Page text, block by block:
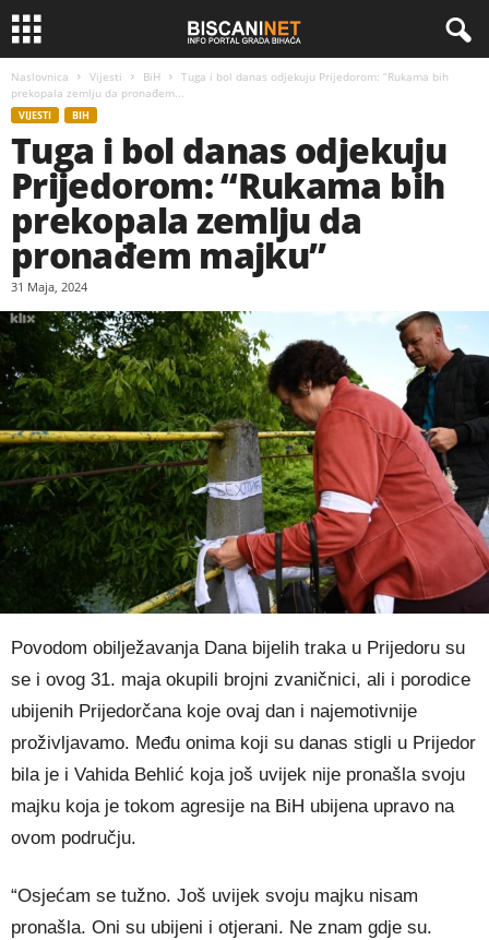
Naslovnica Vijesti BiH
Tuga i bol danas odjekuju Prijedorom: “Rukama bih
prekopala zemlju da pronađem...
VIJESTI BIH
Tuga i bol danas odjekuju
Prijedorom: “Rukama bih
prekopala zemlju da
pronađem majku”
31 Maja, 2024
Povodom obilježavanja Dana bijelih traka u Prijedoru su
se i ovog 31. maja okupili brojni zvaničnici, ali i porodice
ubijenih Prijedorčana koje ovaj dan i najemotivnije
proživljavamo. Među onima koji su danas stigli u Prijedor
bila je i Vahida Behlić koja još uvijek nije pronašla svoju
majku koja je tokom agresije na BiH ubijena upravo na
ovom području.
“Osjećam se tužno. Još uvijek svoju majku nisam
pronašla. Oni su ubijeni i otjerani. Ne znam gdje su.